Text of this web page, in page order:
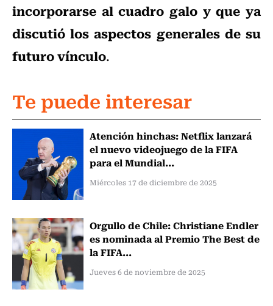
incorporarse al cuadro galo y que ya
discutió los aspectos generales de su
futuro vínculo.
Te puede interesar
Atención hinchas: Netflix lanzará
el nuevo videojuego de la FIFA
para el Mundial...
Miércoles 17 de diciembre de 2025
Orgullo de Chile: Christiane Endler
es nominada al Premio The Best de
la FIFA...
Jueves 6 de noviembre de 2025